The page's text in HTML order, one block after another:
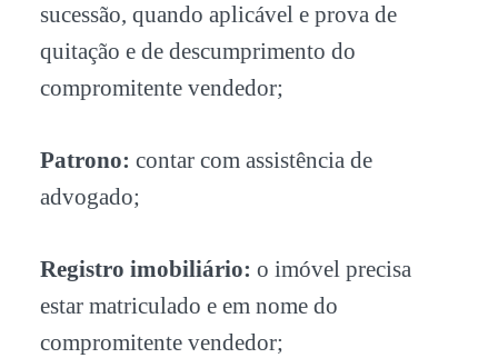
sucessão, quando aplicável e prova de
quitação e de descumprimento do
compromitente vendedor;
Patrono: contar com assistência de
advogado;
Registro imobiliário: o imóvel precisa
estar matriculado e em nome do
compromitente vendedor;